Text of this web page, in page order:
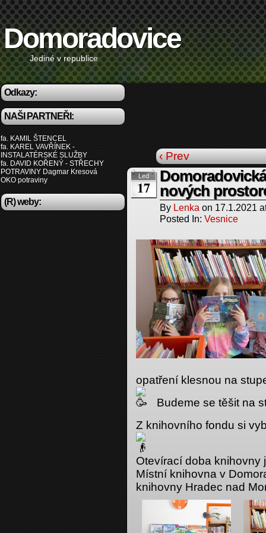
Domoradovice
Jediné v republice
Odkazy:
NAŠI PARTNEŘI:
fa. KAMIL ŠTENCEL
fa. KAREL VAVŘÍNEK -
INSTALATÉRSKÉ SLUŽBY
fa. DAVID KOŘENÝ - STŘECHY
POTRAVINY Dagmar Kresová
OKO potraviny
(R) weby:
‹ Prev
Led
17
nových
By Lenka on 17.1.2021
Posted In: Vesnice
opatření klesnou na
Budeme se těšit na
Z knihovního fondu si
Otevírací doba knihovny
Místní knihovna v
knihovny Hradec nad